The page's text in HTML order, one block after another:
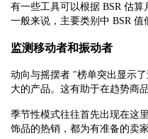
有一些工具可以根据 BSR 估算
一般来说，主要类别中 BSR 值
监测移动者和振动者
动向与摇摆者 "榜单突出显示
大的产品。这有助于在趋势商
季节性模式往往首先出现在这
饰品的热销，都为有准备的卖